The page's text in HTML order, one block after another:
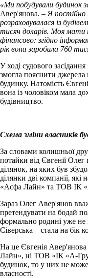
«Ми побудували будинок
Авер'янова. – Я постійно
розраховувалася із
тисяч доларів. Моя
фінансово: згідно
рік вона заробила 760
У ході судового
змогла пояснити
будинку. Натомість
вона із чоловіком мала
будівництво.
Схема зміни власників
За словами колишньої
потайки від Євгенії Олег
ділянок, на яких був
ділянки дві компанії,
«Асфа Лайн» та ТОВ ІК
Зараз Олег Авер'янов
претендувати на бодай
формально родині уже
Сіверська – стала на бік
На це Євгенія
Лайн», ні ТОВ «ІК «А-
будинок, то у них не
власності.